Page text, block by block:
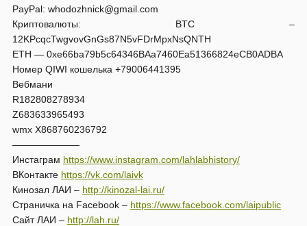
PayPal: whodozhnick@gmail.com
Криптовалюты: BTC –
12KPcqcTwgvovGnGs87N5vFDrMpxNsQNTH
ETH — 0xe66ba79b5c64346BAa7460Ea51366824eCB0ADBA
Номер QIWI кошелька +79006441395
Вебмани
R182808278934
Z683633965493
wmx X868760236792
———————
Инстаграм https://www.instagram.com/lahlabhistory/
ВКонтакте https://vk.com/laivk
Кинозал ЛАИ – http://kinozal-lai.ru/
Страничка на Facebook – https://www.facebook.com/laipublic
Сайт ЛАИ – http://lah.ru/